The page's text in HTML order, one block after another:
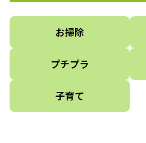
お掃除
プチプラ
子育て